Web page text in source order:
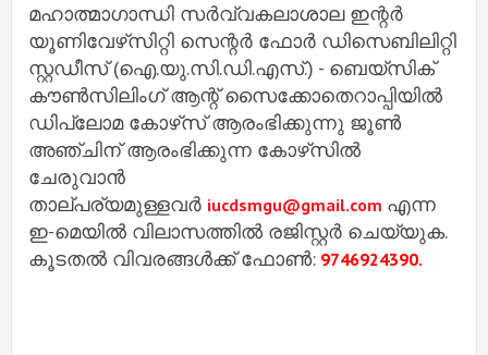
മഹാത്മാഗാന്ധി സർവ്വകലാശാല ഇന്റർ
യൂണിവേഴ്‌സിറ്റി സെന്റർ ഫോർ ഡിസെബിലിറ്റി
സ്റ്റഡീസ് (ഐ.യു.സി.ഡി.എസ്.) - ബെയ്‌സിക്
കൗൺസിലിംഗ് ആന്റ് സൈക്കോതെറാപ്പിയിൽ
ഡിപ്ലോമ കോഴ്‌സ് ആരംഭിക്കുന്നു ജൂൺ
അഞ്ചിന് ആരംഭിക്കുന്ന കോഴ്‌സിൽ
ചേരുവാൻ
താല്പര്യമുള്ളവർ iucdsmgu@gmail.com എന്ന
ഇ-മെയിൽ വിലാസത്തിൽ രജിസ്റ്റർ ചെയ്യുക.
കൂടതൽ വിവരങ്ങൾക്ക് ഫോൺ: 9746924390.